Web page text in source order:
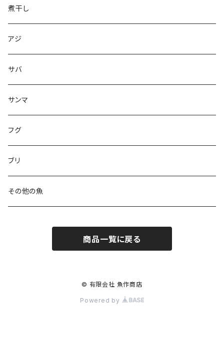
煮干し
アジ
サバ
サンマ
フグ
ブリ
その他の魚
商品一覧に戻る
© 有限会社 魚作商店
Powered by